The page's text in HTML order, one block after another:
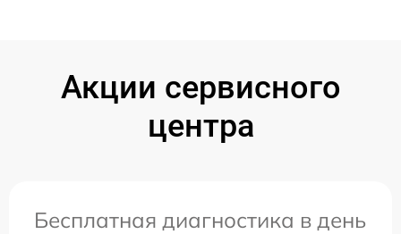
Акции сервисного
центра
Бесплатная диагностика в день